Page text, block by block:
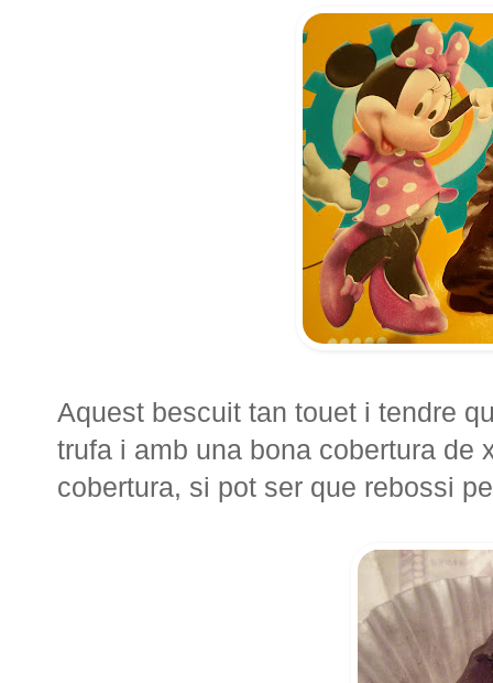
Aquest bescuit tan touet i tendre
trufa i amb una bona cobertura de
cobertura, si pot ser que rebossi